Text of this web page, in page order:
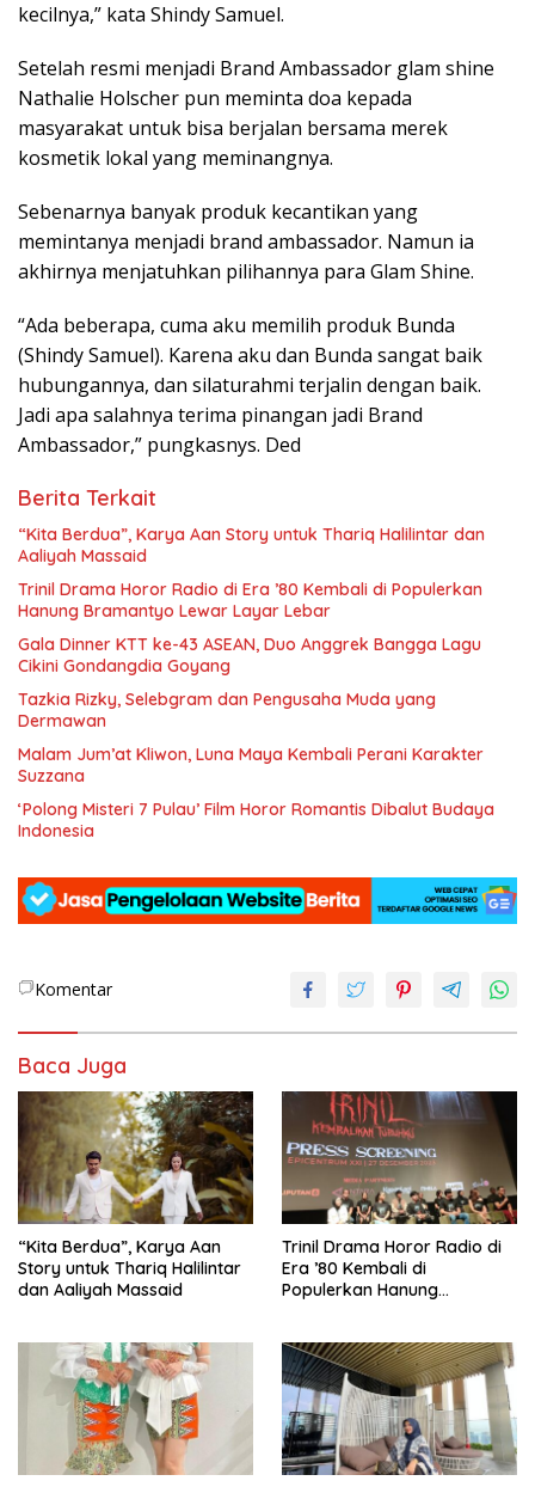
kecilnya,” kata Shindy Samuel.
Setelah resmi menjadi Brand Ambassador glam shine
Nathalie Holscher pun meminta doa kepada
masyarakat untuk bisa berjalan bersama merek
kosmetik lokal yang meminangnya.
Sebenarnya banyak produk kecantikan yang
memintanya menjadi brand ambassador. Namun ia
akhirnya menjatuhkan pilihannya para Glam Shine.
“Ada beberapa, cuma aku memilih produk Bunda
(Shindy Samuel). Karena aku dan Bunda sangat baik
hubungannya, dan silaturahmi terjalin dengan baik.
Jadi apa salahnya terima pinangan jadi Brand
Ambassador,” pungkasnys. Ded
Berita Terkait
“Kita Berdua”, Karya Aan Story untuk Thariq Halilintar dan
Aaliyah Massaid
­Trinil Drama Horor Radio di Era ’80 Kembali di Populerkan
Hanung Bramantyo Lewar Layar Lebar
Gala Dinner KTT ke-43 ASEAN, Duo Anggrek Bangga Lagu
Cikini Gondangdia Goyang
Tazkia Rizky, Selebgram dan Pengusaha Muda yang
Dermawan
Malam Jum’at Kliwon, Luna Maya Kembali Perani Karakter
Suzzana
‘Polong Misteri 7 Pulau’ Film Horor Romantis Dibalut Budaya
Indonesia
Komentar
Baca Juga
“Kita Berdua”, Karya Aan
Story untuk Thariq Halilintar
dan Aaliyah Massaid
­Trinil Drama Horor Radio di
Era ’80 Kembali di
Populerkan Hanung